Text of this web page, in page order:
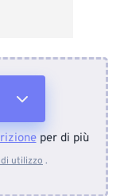
per di più
utilizzo .